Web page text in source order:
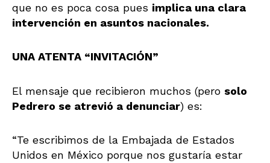
que no es poca cosa pues implica una clara
intervención en asuntos nacionales.
UNA ATENTA “INVITACIÓN”
El mensaje que recibieron muchos (pero solo
Pedrero se atrevió a denunciar) es:
“Te escribimos de la Embajada de Estados
Unidos en México porque nos gustaría estar